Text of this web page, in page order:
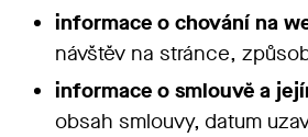
informace o chování na
návštěv na stránce,
informace o smlouvě a
obsah smlouvy, datum